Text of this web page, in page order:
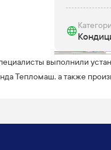
выполнили
Тепломаш, а также